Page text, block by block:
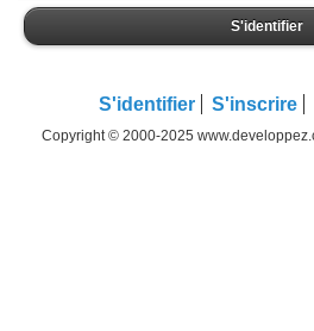
S'identifier
S'identifier S'inscrire
Copyright © 2000-2025